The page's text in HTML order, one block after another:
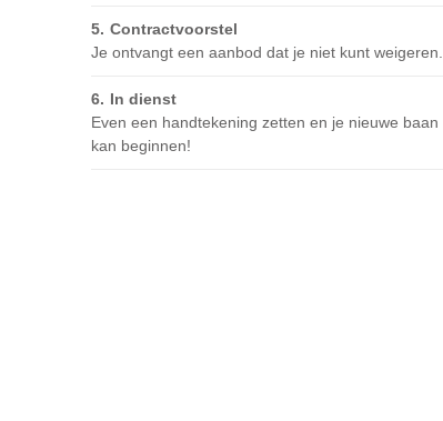
Contractvoorstel
Je ontvangt een aanbod dat je niet kunt weigeren.
In dienst
Even een handtekening zetten en je nieuwe baan
kan beginnen!